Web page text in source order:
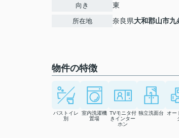
向き 東
所在地 奈良県大和郡山市九
物件の特徴
バストイレ
別
室内洗濯機
置場
TVモニタ付
きインター
ホン
独立洗面台
オー